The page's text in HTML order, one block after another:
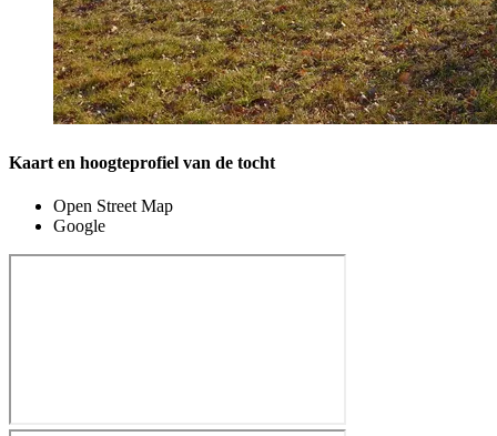
Kaart en hoogteprofiel van de tocht
Open Street Map
Google